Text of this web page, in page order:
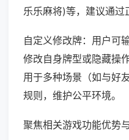
乐乐麻将)等，建议通过
自定义修改牌：用户可
修改自身牌型或隐藏操
用于多种场景（如与好
规则，维护公平环境。
聚焦相关游戏功能优势与